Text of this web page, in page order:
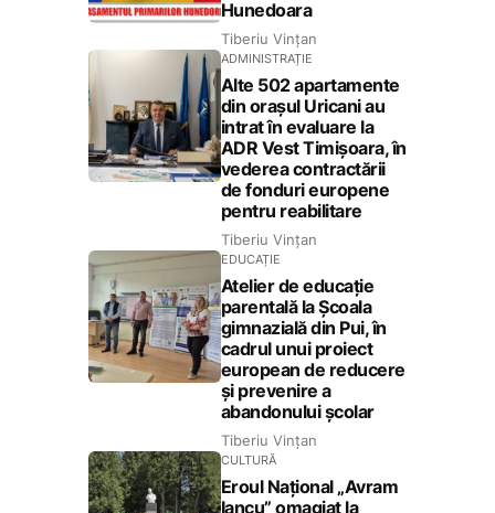
Hunedoara
Tiberiu Vințan
ADMINISTRAȚIE
Alte 502 apartamente
din orașul Uricani au
intrat în evaluare la
ADR Vest Timișoara, în
vederea contractării
de fonduri europene
pentru reabilitare
Tiberiu Vințan
EDUCAȚIE
Atelier de educație
parentală la Școala
gimnazială din Pui, în
cadrul unui proiect
european de reducere
și prevenire a
abandonului școlar
Tiberiu Vințan
CULTURĂ
Eroul Național „Avram
Iancu” omagiat la